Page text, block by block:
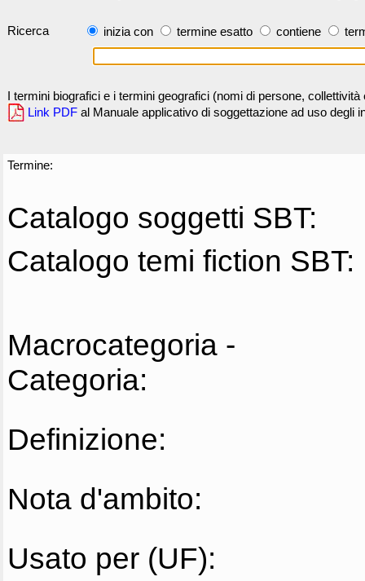
Ricerca inizia con termine esatto contiene
I termini biografici e i termini geografici (nomi di persone,
Link PDF al Manuale applicativo di soggettazione ad uso degli
Termine:
Catalogo soggetti SBT:
Catalogo temi fiction SBT:
Macrocategoria -
Categoria:
Definizione:
Nota d'ambito:
Usato per (UF):